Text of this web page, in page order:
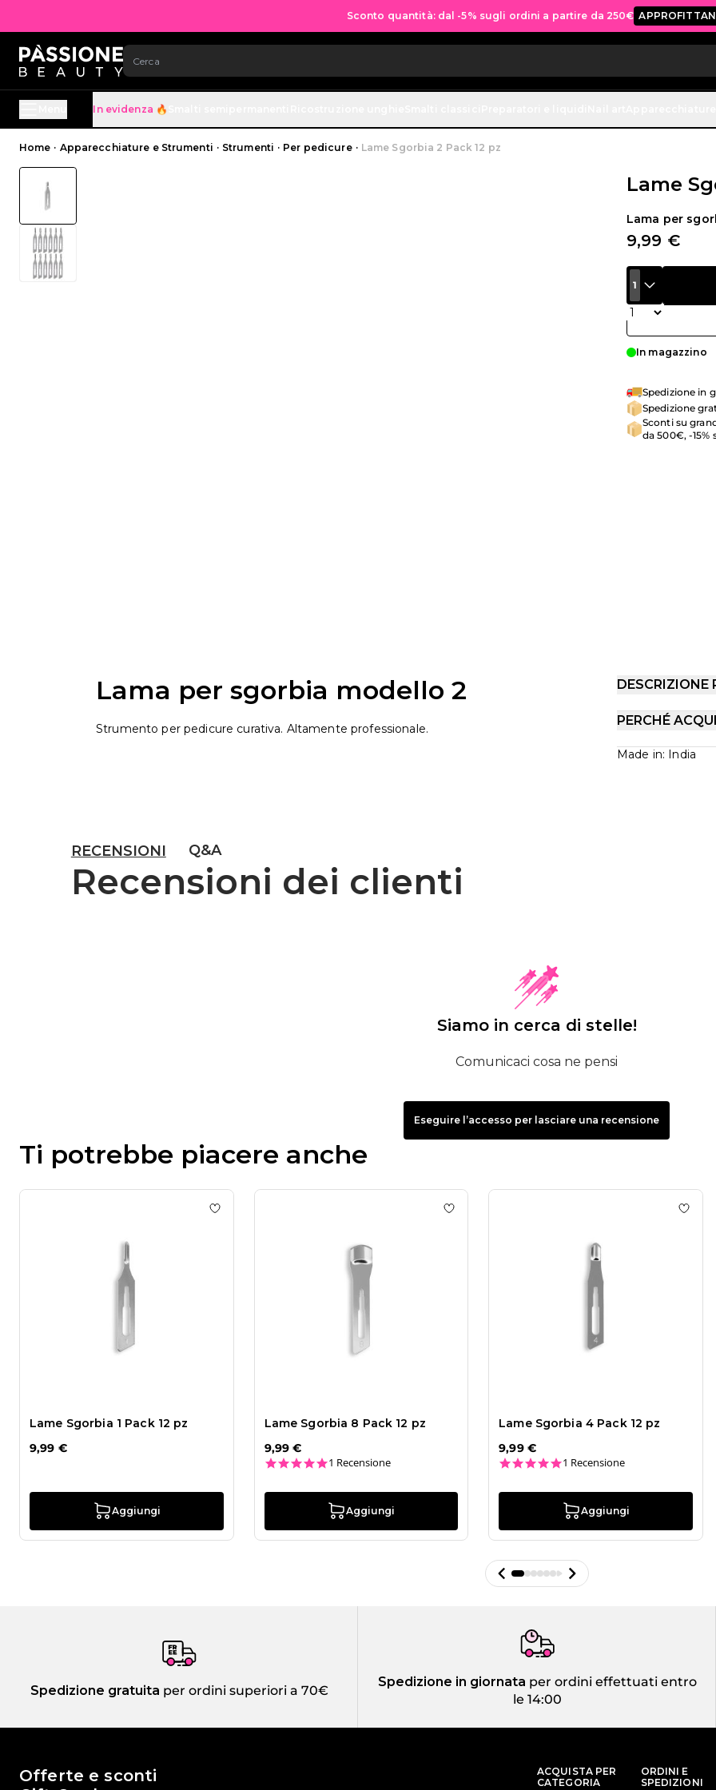
Sconto quantità: dal -5% sugli ordini a partire da 250€
SALTA AL CONTENUTO
In evidenza 🔥
Briciole di pane
Home · Apparecchiature e Strumenti · Strumenti · Per pedicure · Lame Sgorbia 2 Pack 12 pz
Lame
Lama per
9,99 €
1
Quantità
In magazzino
Spedizione in
Spedizione
Sconti su
da 500€, -15%
Lama per sgorbia modello 2
Strumento per pedicure curativa. Altamente professionale.
DESCRIZIONE
PERCHÉ
Made in: India
RECENSIONI Q&A
Recensioni dei clienti
Siamo in cerca di stelle!
Comunicaci cosa ne pensi
Eseguire l’accesso per lasciare una recensione
Ti potrebbe piacere anche
Add to wishlist Lame Sgorbia 1 Pack 12 pz
Lame Sgorbia 1 Pack 12 pz
9,99 €
Aggiungi
Add to wishlist Lame Sgorbia 8 Pack 12 pz
Lame Sgorbia 8 Pack 12 pz
9,99 €
5.0 star rating
1 Recensione
Aggiungi
Add
Lame Sgorbia 4 Pack 12 pz
9,99 €
5.0 star rating
1 Recensione
Aggiungi
Spedizione gratuita per ordini superiori a 70€
Spedizione in giornata per ordini effettuati entro
le 14:00
Il mondo di Passione Beauty
Offerte e sconti
ACQUISTA PER
CATEGORIA
ORDINI E
SPEDIZIONI